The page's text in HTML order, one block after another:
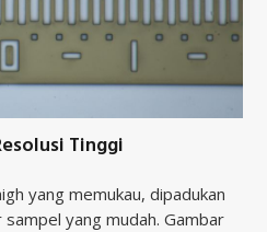
Tinggi
yang memukau, dipadukan
yang mudah. Gambar